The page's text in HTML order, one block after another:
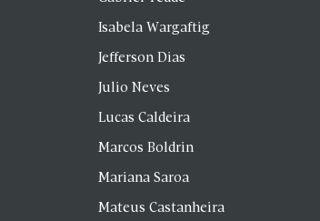
Isabela Wargaftig
Jefferson Dias
Julio Neves
Lucas Caldeira
Marcos Boldrin
Mariana Saroa
Mateus Castanheira